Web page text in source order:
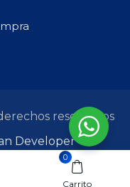
0
Carrito
reservados
Developer